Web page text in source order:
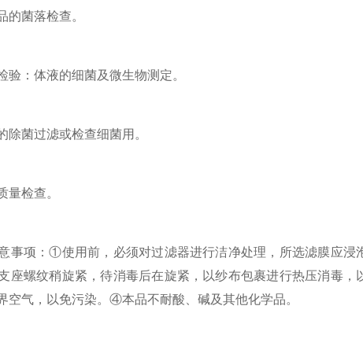
菌落检查。
体液的细菌及微生物测定。
菌过滤或检查细菌用。
检查。
项：①使用前，必须对过滤器进行洁净处理，所选滤膜应浸
座螺纹稍旋紧，待消毒后在旋紧，以纱布包裹进行热压消毒
空气，以免污染。④本品不耐酸、碱及其他化学品。